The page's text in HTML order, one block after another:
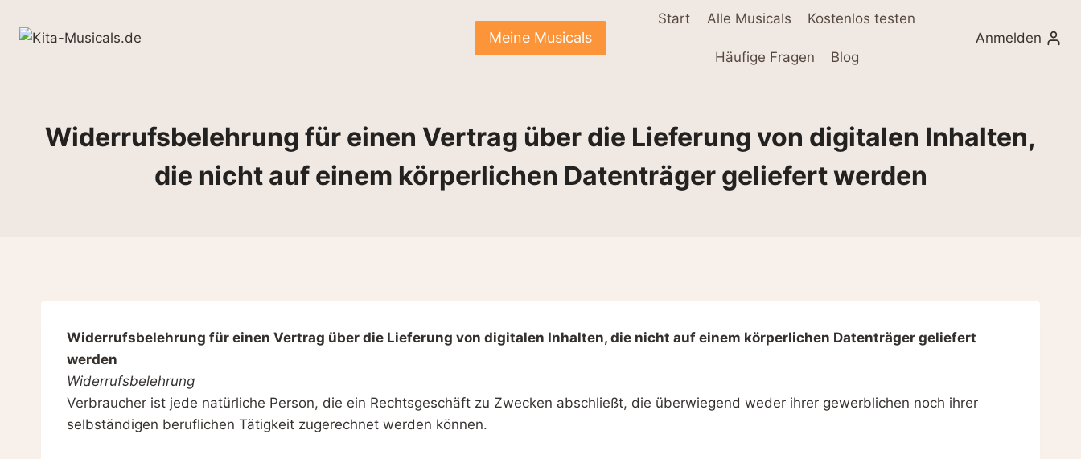
Inhalt
Meine Musicals
Start Alle Musicals Kostenlos testen
Häufige Fragen Blog
Anmelden
Widerrufsbelehrung für einen Vertrag über die Lieferung von digitalen Inhalten,
die nicht auf einem körperlichen Datenträger geliefert werden
Widerrufsbelehrung für einen Vertrag über die Lieferung von digitalen Inhalten, die nicht auf einem körperlichen Datenträger geliefert
werden
Widerrufsbelehrung
Verbraucher ist jede natürliche Person, die ein Rechtsgeschäft zu Zwecken abschließt, die überwiegend weder ihrer gewerblichen noch ihrer
selbständigen beruflichen Tätigkeit zugerechnet werden können.